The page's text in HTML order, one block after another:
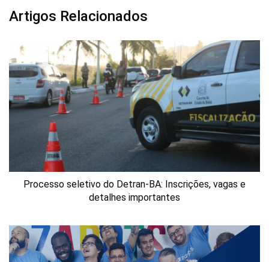
Artigos Relacionados
Processo seletivo do Detran-BA: Inscrições, vagas e
detalhes importantes